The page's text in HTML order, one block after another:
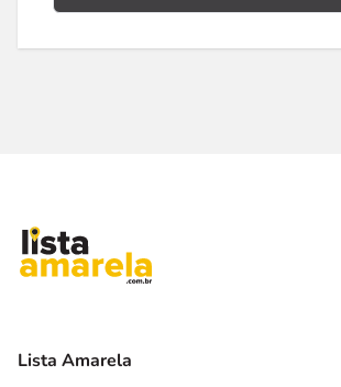
Lista Amarela